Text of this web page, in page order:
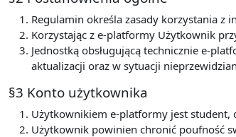
Regulamin określa zasady korzystania z
Korzystając z e-platformy Użytkownik
Jednostką obsługującą technicznie e-
aktualizacji oraz w sytuacji
§3 Konto użytkownika
Użytkownikiem e-platformy jest student,
Użytkownik powinien chronić poufność